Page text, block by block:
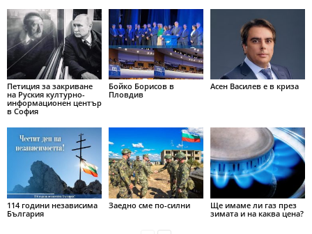
Петиция за закриване
на Руския културно-
информационен център
в София
Бойко Борисов в
Пловдив
Асен Василев е в криза
114 години независима
България
Заедно сме по-силни
Ще имаме ли газ през
зимата и на каква цена?